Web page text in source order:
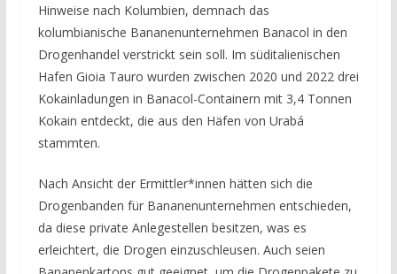
Hinweise nach Kolumbien, demnach das
kolumbianische Bananenunternehmen Banacol in den
Drogenhandel verstrickt sein soll. Im süditalienischen
Hafen Gioia Tauro wurden zwischen 2020 und 2022 drei
Kokainladungen in Banacol-Containern mit 3,4 Tonnen
Kokain entdeckt, die aus den Häfen von Urabá
stammten.
Nach Ansicht der Ermittler*innen hätten sich die
Drogenbanden für Bananenunternehmen entschieden,
da diese private Anlegestellen besitzen, was es
erleichtert, die Drogen einzuschleusen. Auch seien